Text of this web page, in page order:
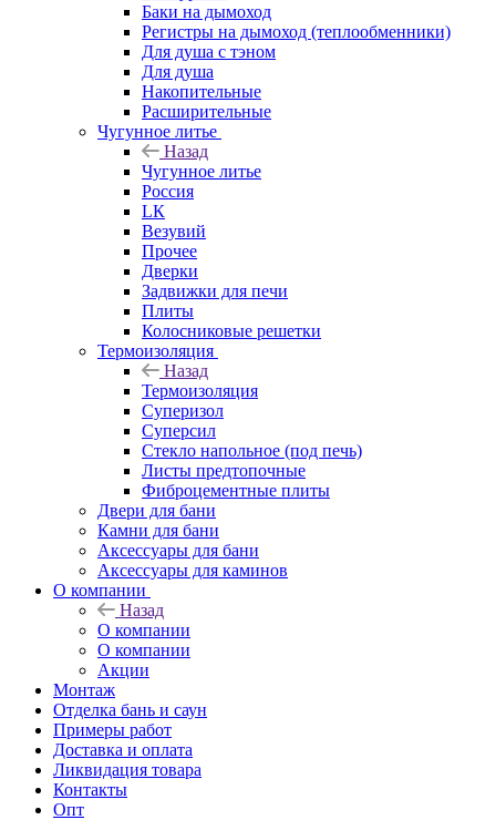
Баки на дымоход
Регистры на дымоход (теплообменники)
Для душа с тэном
Для душа
Накопительные
Расширительные
Чугунное литье
Назад
Чугунное литье
Россия
LК
Везувий
Прочее
Дверки
Задвижки для печи
Плиты
Колосниковые решетки
Термоизоляция
Назад
Термоизоляция
Суперизол
Суперсил
Стекло напольное (под печь)
Листы предтопочные
Фиброцементные плиты
Двери для бани
Камни для бани
Аксессуары для бани
Аксессуары для каминов
О компании
Назад
О компании
О компании
Акции
Монтаж
Отделка бань и саун
Примеры работ
Доставка и оплата
Ликвидация товара
Контакты
Опт